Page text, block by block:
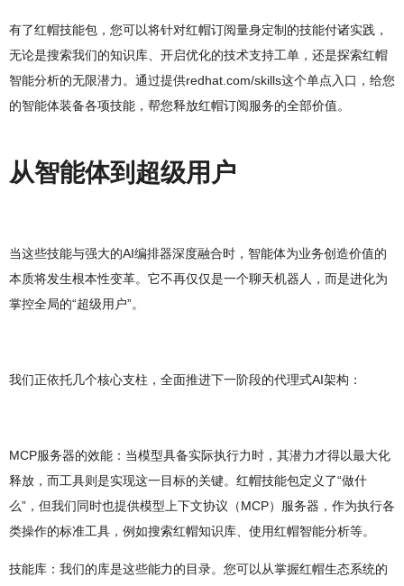
有了红帽技能包，您可以将针对红帽订阅量身定制的技能付诸实践，
无论是搜索我们的知识库、开启优化的技术支持工单，还是探索红帽
智能分析的无限潜力。通过提供redhat.com/skills这个单点入口，给您
的智能体装备各项技能，帮您释放红帽订阅服务的全部价值。
从智能体到超级用户
当这些技能与强大的AI编排器深度融合时，智能体为业务创造价值的
本质将发生根本性变革。它不再仅仅是一个聊天机器人，而是进化为
掌控全局的“超级用户”。
我们正依托几个核心支柱，全面推进下一阶段的代理式AI架构：
MCP服务器的效能：当模型具备实际执行力时，其潜力才得以最大化
释放，而工具则是实现这一目标的关键。红帽技能包定义了“做什
么”，但我们同时也提供模型上下文协议（MCP）服务器，作为执行各
类操作的标准工具，例如搜索红帽知识库、使用红帽智能分析等。
技能库：我们的库是这些能力的目录。您可以从掌握红帽生态系统的